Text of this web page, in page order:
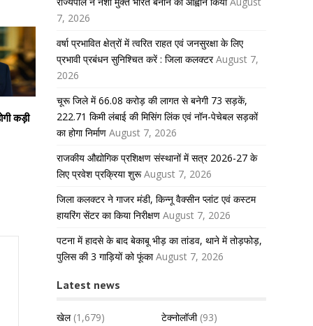
कड़ी
7, 2026
वर्षा प्रभावित क्षेत्रों में त्वरित राहत एवं जनसुरक्षा के लिए
प्रभावी प्रबंधन सुनिश्चित करें : जिला कलक्टर August 7,
2026
चूरू जिले में 66.08 करोड़ की लागत से बनेगी 73 सड़कें,
222.71 किमी लंबाई की मिसिंग लिंक एवं नॉन-पेचेबल सड़कों
का होगा निर्माण August 7, 2026
राजकीय औद्योगिक प्रशिक्षण संस्थानों में सत्र 2026-27 के
लिए प्रवेश प्रक्रिया शुरू August 7, 2026
जिला कलक्टर ने गाजर मंडी, किन्नू वैक्सीन प्लांट एवं कस्टम
हायरिंग सेंटर का किया निरीक्षण August 7, 2026
पटना में हादसे के बाद बेकाबू भीड़ का तांडव, थाने में तोड़फोड़,
पुलिस की 3 गाड़ियों को फूंका August 7, 2026
Latest news
खेल(1,679) टेक्नोलॉजी(93)